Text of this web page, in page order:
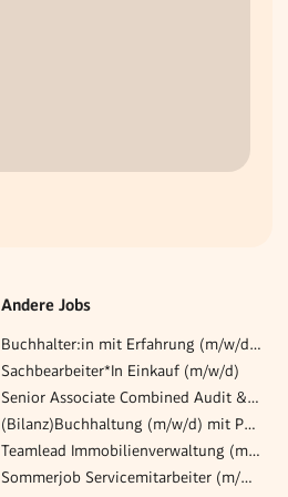
Andere Jobs
Buchhalter:in mit Erfahrung (m/w/d) – Eigentümergeführtes Handelsunternehmen, Wien 1
Sachbearbeiter*In Einkauf (m/w/d)
Senior Associate Combined Audit & Tax (m/w/d)
(Bilanz)Buchhaltung (m/w/d) mit Perspektive in einem etablierten und wachsenden Unternehmen
Teamlead Immobilienverwaltung (m/w/d) - ab 70k | Homeoffice & Benefits | Wien 1190
Sommerjob Servicemitarbeiter (m/w/d) für die Opernlounge